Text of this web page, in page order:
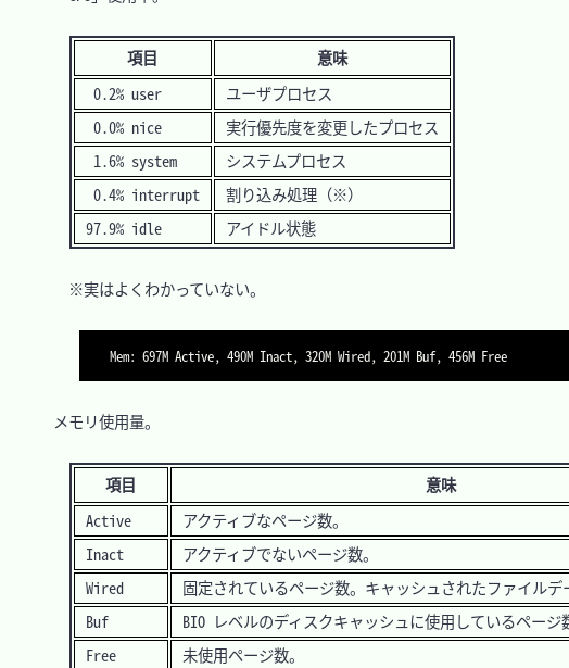
項目
意味
0.2% user
ユーザプロセス
0.0% nice
実行優先度を変更したプロセス
1.6% system
システムプロセス
0.4% interrupt
割り込み処理（※）
97.9% idle
アイドル状態
※実はよくわかっていない。
Mem: 697M Active, 490M Inact, 320M Wired, 201M Buf, 456M Free
メモリ使用量。
項目
意味
Active
アクティブなページ数。
Inact
アクティブでないページ数。
Wired
固定されているページ数。キャッシュされたファイルデ
Buf
BIO レベルのディスクキャッシュに使用しているページ
Free
未使用ページ数。